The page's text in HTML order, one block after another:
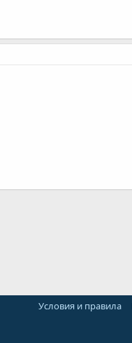
Условия и правила